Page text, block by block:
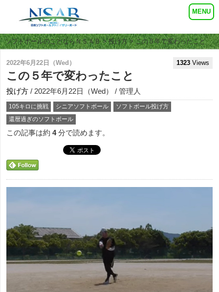
ソフトボールのことならＮＳＡＢ>投げ方> この５年で変わったこと
2022年6月22日（Wed） 1323 Views
この５年で変わったこと
投げ方 / 2022年6月22日（Wed） / 管理人
105キロに挑戦 シニアソフトボール
ソフトボール投げ方
還暦過ぎのソフトボール
この記事は約 4分で読めます。